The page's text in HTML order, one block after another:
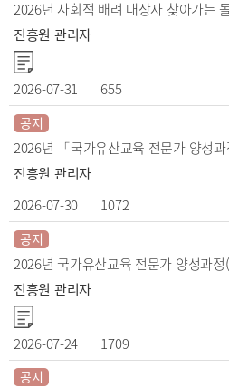
진흥원 관리자
2026-07-31 655
공지
진흥원 관리자
2026-07-30
1072
공지
진흥원 관리자
2026-07-24 1709
공지